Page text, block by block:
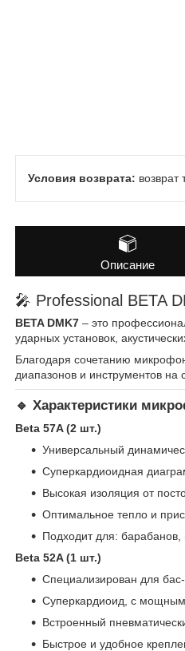
возврат
Описание
🎤 Professional BETA
BETA DMK7 – это
ударных установок,
Благодаря сочетанию
диапазонов и инструментов на
🔹 Характеристики
Beta 57A (2 шт.)
Универсальный
Суперкардиоидная
Высокая изоляция от
Оптимальное тепло и
Подходит для: барабанов,
Beta 52A (1 шт.)
Специализирован для
Суперкардиоид, с мощным
Встроенный
Быстрое и удобное